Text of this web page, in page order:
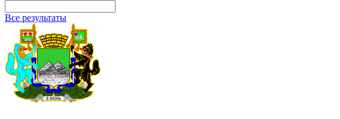
Все результаты